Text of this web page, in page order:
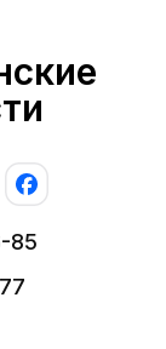
85